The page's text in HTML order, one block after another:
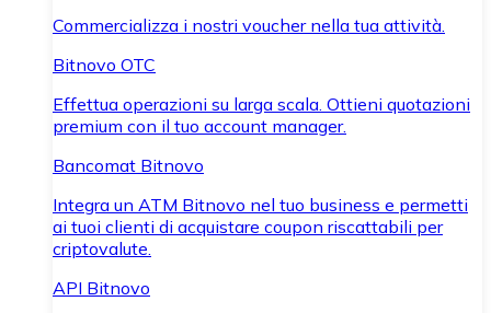
Commercializza i nostri voucher nella tua attività.
Bitnovo OTC
Effettua operazioni su larga scala. Ottieni quotazioni
premium con il tuo account manager.
Bancomat Bitnovo
Integra un ATM Bitnovo nel tuo business e permetti
ai tuoi clienti di acquistare coupon riscattabili per
criptovalute.
API Bitnovo